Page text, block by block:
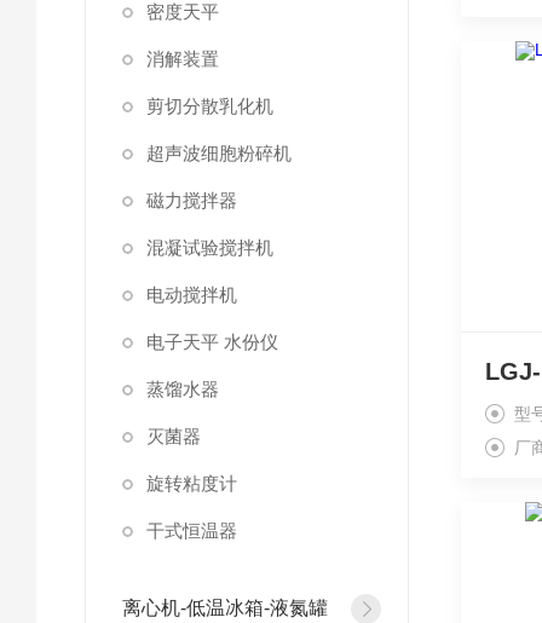
密度天平
消解装置
剪切分散乳化机
超声波细胞粉碎机
磁力搅拌器
混凝试验搅拌机
电动搅拌机
电子天平 水份仪
蒸馏水器
灭菌器
旋转粘度计
干式恒温器
离心机-低温冰箱-液氮罐
型
厂